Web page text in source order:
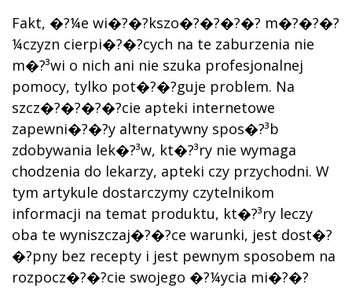
Fakt, �?¼e wi�?�?kszo�?�?�?�? m�?�?�?
¼czyzn cierpi�?�?cych na te zaburzenia nie
m�?³wi o nich ani nie szuka profesjonalnej
pomocy, tylko pot�?�?guje problem. Na
szcz�?�?�?�?cie apteki internetowe
zapewni�?�?y alternatywny spos�?³b
zdobywania lek�?³w, kt�?³ry nie wymaga
chodzenia do lekarzy, apteki czy przychodni. W
tym artykule dostarczymy czytelnikom
informacji na temat produktu, kt�?³ry leczy
oba te wyniszczaj�?�?ce warunki, jest dost�?
�?pny bez recepty i jest pewnym sposobem na
rozpocz�?�?cie swojego �?¼ycia mi�?�?